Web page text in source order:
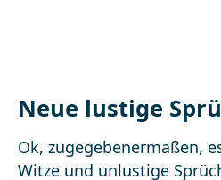
Neue lustige
Ok, zugegebenermaßen,
Witze und unlustige